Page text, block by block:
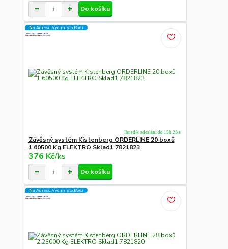
Do košíku
Na Adresu,Výd.místo,Boxu
Závěsný systém Kistenberg ORDERLINE 20 boxů
1.60500 Kg ELEKTRO Sklad1 7821823
376 Kč/ks
Ihned k odeslání do 15h 2 ks
Do košíku
Na Adresu,Výd.místo,Boxu